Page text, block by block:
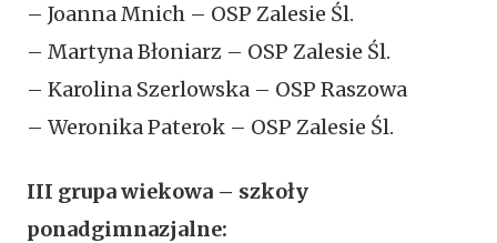
– Joanna Mnich – OSP Zalesie Śl.
– Martyna Błoniarz – OSP Zalesie Śl.
– Karolina Szerlowska – OSP Raszowa
– Weronika Paterok – OSP Zalesie Śl.
III grupa wiekowa – szkoły
ponadgimnazjalne: